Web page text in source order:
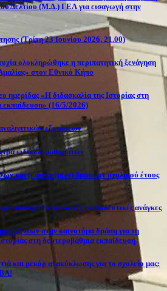
Δελτίου (Μ.Δ.) ΓΕΛ για εισαγωγή στην
(Τρίτη 23 Ιουνίου 2026, 21.00)
ολοκληρώθηκε η περιπατητική ξενάγηση
στον Εθνικό Κήπο
ημερίδας «Η διδασκαλία της Ιστορίας στη
εκπαίδευση» (16/5/2026)
εξετάσεων
ειδικών μαθημάτων
και (καινοτόμων) δράσεων σχολικού έτους
αναπηρία και ειδικές εκπαιδευτικές ανάγκες
στην καινοτόμα δράση για τη
στη δευτεροβάθμια εκπαίδευση
και ρεκόρ ανακύκλωσης για το σχολείο μας: